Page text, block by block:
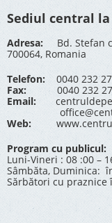
Sediul central
Adresa: Bd. Stefan
700064, Romania
Telefon: 0040 232
Fax: 0040 232
Email:
Web:
Program cu publicul:
Luni-Vineri : 08 :00 –
Sâmbăta, Duminica:
Sărbători cu praznice